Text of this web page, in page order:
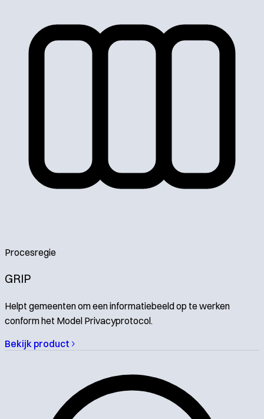
Procesregie
GRIP
Helpt gemeenten om een informatiebeeld op te werken
conform het Model Privacyprotocol.
Bekijk product